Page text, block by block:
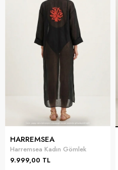
HARREMSEA
Harremsea Kadın Gömlek
9.999,00 TL